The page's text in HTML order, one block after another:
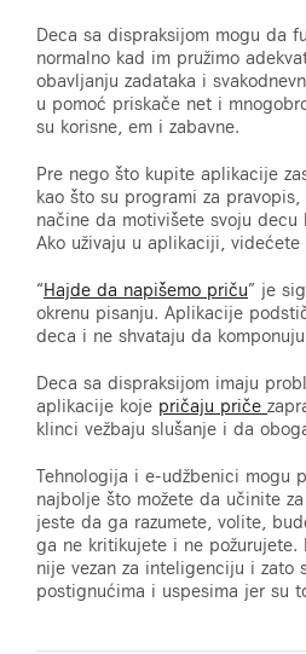
Deca sa dispraksijom mogu da
normalno kad im pružimo
obavljanju zadataka i
u pomoć priskače net i
su korisne, em i zabavne.
Pre nego što kupite aplikacije
kao što su programi za
načine da motivišete svoju decu
Ako uživaju u aplikaciji, videćete
“Hajde da napišemo priču” je
okrenu pisanju. Aplikacije
deca i ne shvataju da
Deca sa dispraksijom imaju
aplikacije koje pričaju priče
klinci vežbaju slušanje i da
Tehnologija i e-udžbenici mogu
najbolje što možete da učinite
jeste da ga razumete, volite,
ga ne kritikujete i ne požurujete.
nije vezan za inteligenciju i zato
postignućima i uspesima jer su